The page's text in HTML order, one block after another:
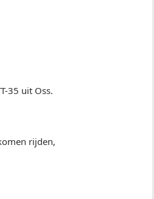
35 uit Oss.
rijden,